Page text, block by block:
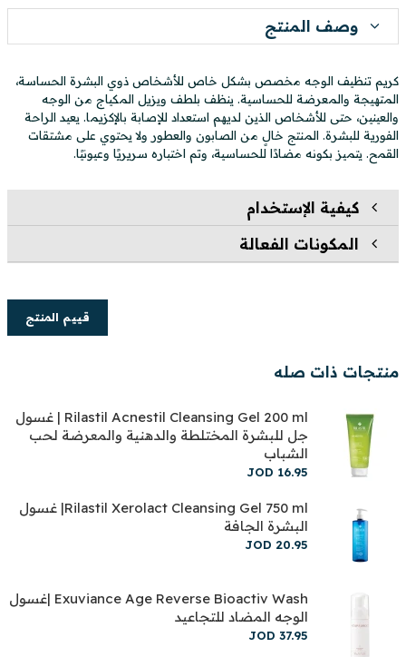
وصف المنتج
كريم تنظيف الوجه مخصص بشكل خاص للأشخاص ذوي البشرة الحساسة،
المتهيجة والمعرضة للحساسية. ينظف بلطف ويزيل المكياج من الوجه
والعينين، حتى للأشخاص الذين لديهم استعداد للإصابة بالإكزيما. يعيد الراحة
الفورية للبشرة. المنتج خالٍ من الصابون والعطور ولا يحتوي على مشتقات
القمح. يتميز بكونه مضادًا للحساسية، وتم اختباره سريريًا وعيونيًا.
كيفية الإستخدام
المكونات الفعالة
قييم المنتج
منتجات ذات صله
Rilastil Acnestil Cleansing Gel 200 ml | غسول
جل للبشرة المختلطة والدهنية والمعرضة لحب
الشباب
JOD 16.95
Rilastil Xerolact Cleansing Gel 750 ml| غسول
البشرة الجافة
JOD 20.95
Exuviance Age Reverse Bioactiv Wash |غسول
الوجه المضاد للتجاعيد
JOD 37.95